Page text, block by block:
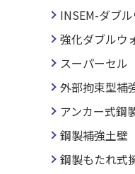
INSEM-ダブ
強化ダブルウ
スーパーセル
外部拘束型
アンカー式
鋼製補強土
鋼製もたれ式